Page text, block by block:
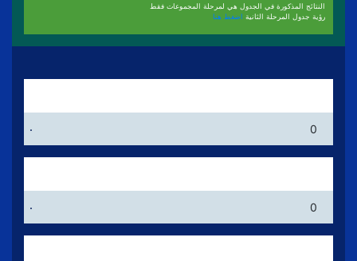
النتائج المذكورة في الجدول هي لمرحلة المجموعات فقط
رؤية جدول المرحلة الثانية اضغط هنا
. 0
. 0